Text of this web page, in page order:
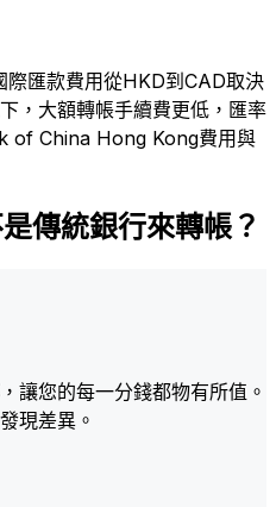
匯款費用從HKD到CAD取決
，大額轉帳手續費更低，匯率
of China Hong Kong費用與
傳統銀行來轉帳？
，讓您的每一分錢都物有所值。
現差異。